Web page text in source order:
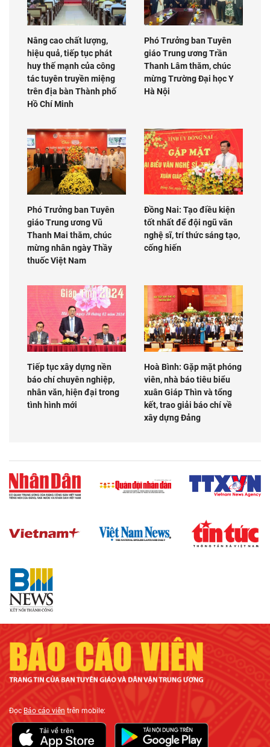
Nâng cao chất lượng,
hiệu quả, tiếp tục phát
huy thế mạnh của công
tác tuyên truyền miệng
trên địa bàn Thành phố
Hồ Chí Minh
Phó Trưởng ban Tuyên
giáo Trung ương Trần
Thanh Lâm thăm, chúc
mừng Trường Đại học Y
Hà Nội
Phó Trưởng ban Tuyên
giáo Trung ương Vũ
Thanh Mai thăm, chúc
mừng nhân ngày Thầy
thuốc Việt Nam
Đồng Nai: Tạo điều kiện
tốt nhất để đội ngũ văn
nghệ sĩ, trí thức sáng tạo,
cống hiến
Tiếp tục xây dựng nền
báo chí chuyên nghiệp,
nhân văn, hiện đại trong
tình hình mới
Hoà Bình: Gặp mặt phóng
viên, nhà báo tiêu biểu
xuân Giáp Thìn và tổng
kết, trao giải báo chí về
xây dựng Đảng
ĐọcBáo cáo viên trên mobile: